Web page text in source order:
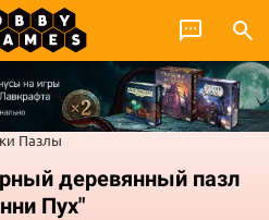
Пазлы
деревянный пазл
Пух"